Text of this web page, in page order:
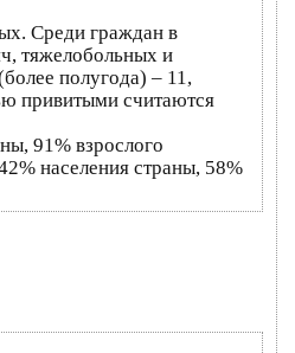
Среди граждан в
тяжелобольных и
полугода) – 11,
привитыми считаются
91% взрослого
населения страны, 58%